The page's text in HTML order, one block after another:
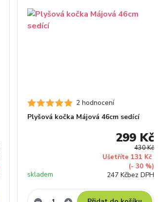
2 hodnocení
Plyšová kočka Májová 46cm sedící
430 Kč
Ušetříte 131 Kč
(- 30 %)
299 Kč
247 Kčbez DPH
skladem